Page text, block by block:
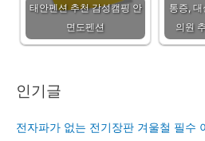
태안펜션 추천 감성캠핑 안
면도펜션
통증,
의원
인기글
전자파가 없는 전기장판 겨울철 필수